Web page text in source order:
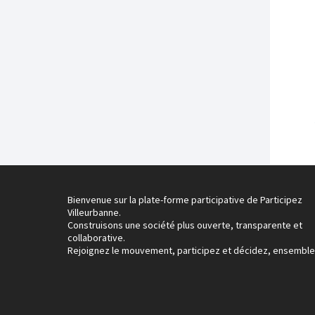
Bienvenue sur la plate-forme participative de Participez
Villeurbanne.
Construisons une société plus ouverte, transparente et
collaborative.
Rejoignez le mouvement, participez et décidez,